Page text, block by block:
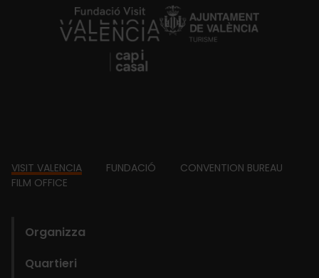
https://fundacion.visitvalencia.com/
Footer
VISIT VALENCIA FUNDACIÓ
CONVENTION BUREAU
FILM OFFICE
Organizza
Quartieri